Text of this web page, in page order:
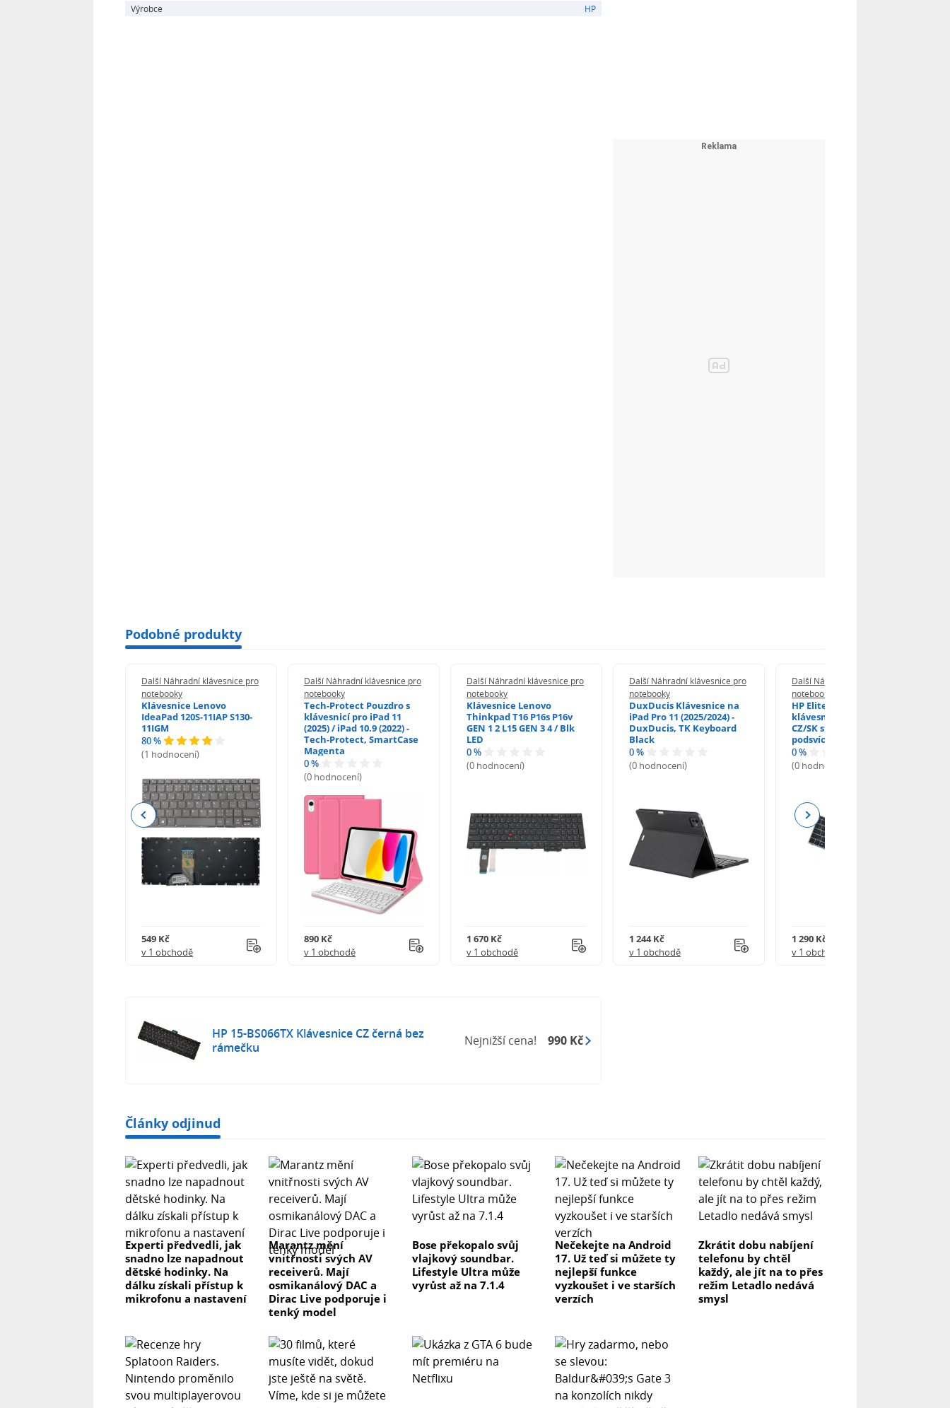
Výrobce HP
Podobné produkty
Další Náhradní klávesnice pro
notebooky
Klávesnice Lenovo
IdeaPad 120S-11IAP S130-
11IGM
80 %
(1 hodnocení)
549 Kč
v 1 obchodě
Další Náhradní klávesnice pro
notebooky
Tech-Protect Pouzdro s
klávesnicí pro iPad 11
(2025) / iPad 10.9 (2022) -
Tech-Protect, SmartCase
Magenta
0 %
(0 hodnocení)
890 Kč
v 1 obchodě
Další Náhradní klávesnice pro
notebooky
Klávesnice Lenovo
Thinkpad T16 P16s P16v
GEN 1 2 L15 GEN 3 4 / Blk
LED
0 %
(0 hodnocení)
1 670 Kč
v 1 obchodě
Další Náhradní klávesnice pro
notebooky
DuxDucis Klávesnice na
iPad Pro 11 (2025/2024) -
DuxDucis, TK Keyboard
Black
0 %
(0 hodnocení)
1 244 Kč
v 1 obchodě
Další Náhradní klávesnice pro
notebooky
HP EliteBook 840 G6
klávesnice na notebook
CZ/SK stříbrný rámeček,
podsvícená, Trackpoint
0 %
(0 hodnocení)
1 290 Kč
v 1 obchodě
Previous Next
HP 15-BS066TX Klávesnice CZ černá bez
rámečku
Nejnižší cena! 990 Kč
Články odjinud
Experti předvedli, jak
snadno lze napadnout
dětské hodinky. Na
dálku získali přístup k
mikrofonu a nastavení
Marantz mění
vnitřnosti svých AV
receiverů. Mají
osmikanálový DAC a
Dirac Live podporuje i
tenký model
Bose překopalo svůj
vlajkový soundbar.
Lifestyle Ultra může
vyrůst až na 7.1.4
Nečekejte na Android
17. Už teď si můžete ty
nejlepší funkce
vyzkoušet i ve starších
verzích
Zkrátit dobu nabíjení
telefonu by chtěl
každý, ale jít na to přes
režim Letadlo nedává
smysl